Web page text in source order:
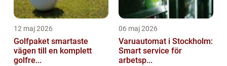
12 maj 2026
Golfpaket smartaste
vägen till en komplett
golfre...
06 maj 2026
Varuautomat i Stockholm:
Smart service för
arbetsp...